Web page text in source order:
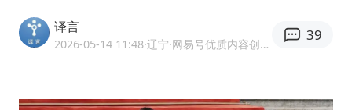
译言
2026-05-14 11:48·辽宁 ·网易号优质内容创作者
39